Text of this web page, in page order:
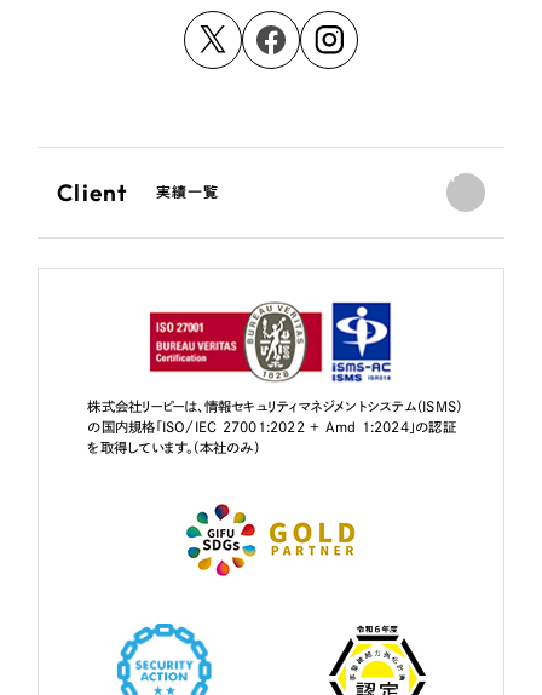
Client 実績一覧
株式会社リーピーは、情報セキュリティマネジメントシステム（ISMS）
の国内規格「ISO/IEC 27001:2022 + Amd 1:2024」の認証
を取得しています。（本社のみ）